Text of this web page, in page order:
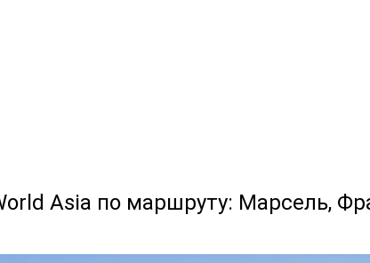
Asia по маршруту: Марсель,